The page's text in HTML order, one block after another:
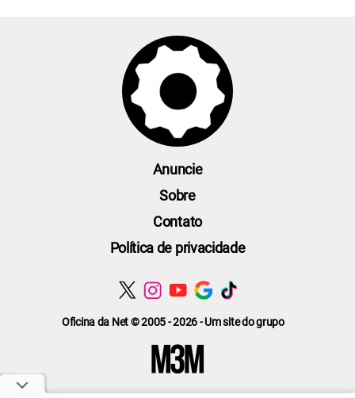
Oficina da Net © 2005 - 2026 - Um site do grupo
Anuncie
Sobre
Contato
Política de privacidade